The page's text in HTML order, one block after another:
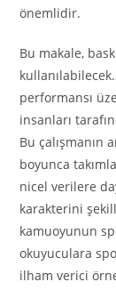
önemlidir.
Bu makale,
performansı
insanları
Bu çalışmanın
boyunca
nicel verilere
karakterini
kamuoyunun
okuyuculara
ilham verici